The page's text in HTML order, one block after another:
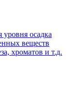
уровня осадка
веществ
хроматов и т.д.